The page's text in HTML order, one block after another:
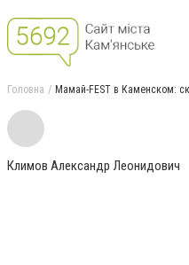
Головна Мамай-FEST в Каменском:
Климов Александр Леонидович